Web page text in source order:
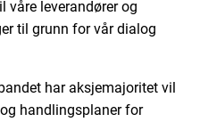
våre leverandører og
til grunn for vår dialog
har aksjemajoritet vil
handlingsplaner for